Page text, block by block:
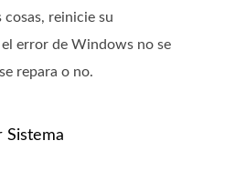
reinicie su
error de Windows no se
repara o no.
Sistema